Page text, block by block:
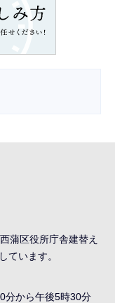
西蒲区役所庁舎建替え
ています。
分から午後5時30分